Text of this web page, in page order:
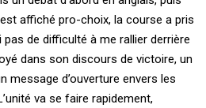
affiché pro-choix, la course a pris
pas de difficulté à me rallier derrière
dans son discours de victoire, un
message d’ouverture envers les
va se faire rapidement,